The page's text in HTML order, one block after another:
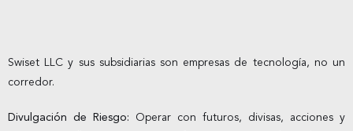
Swiset LLC y sus subsidiarias son empresas de tecnología, no un
corredor.
Divulgación de Riesgo: Operar con futuros, divisas, acciones y